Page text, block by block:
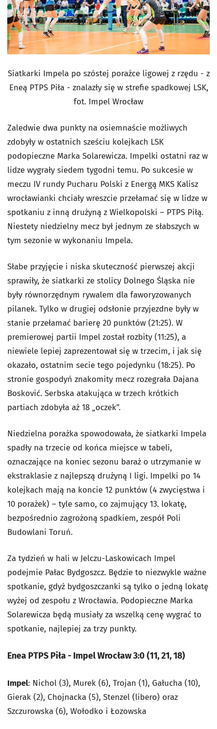
Siatkarki Impela po szóstej porażce ligowej z rzędu - z
Eneą PTPS Piła - znalazły się w strefie spadkowej LSK,
fot. Impel Wrocław
Zaledwie dwa punkty na osiemnaście możliwych
zdobyły w ostatnich sześciu kolejkach LSK
podopieczne Marka Solarewicza. Impelki ostatni raz w
lidze wygrały siedem tygodni temu. Po sukcesie w
meczu IV rundy Pucharu Polski z Energą MKS Kalisz
wrocławianki chciały wreszcie przełamać się w lidze w
spotkaniu z inną drużyną z Wielkopolski – PTPS Piłą.
Niestety niedzielny mecz był jednym ze słabszych w
tym sezonie w wykonaniu Impela.
Słabe przyjęcie i niska skuteczność pierwszej akcji
sprawiły, że siatkarki ze stolicy Dolnego Śląska nie
były równorzędnym rywalem dla faworyzowanych
pilanek. Tylko w drugiej odsłonie przyjezdne były w
stanie przełamać barierę 20 punktów (21:25). W
premierowej partii Impel został rozbity (11:25), a
niewiele lepiej zaprezentował się w trzecim, i jak się
okazało, ostatnim secie tego pojedynku (18:25). Po
stronie gospodyń znakomity mecz rozegrała Dajana
Bosković. Serbska atakująca w trzech krótkich
partiach zdobyła aż 18 „oczek”.
Niedzielna porażka spowodowała, że siatkarki Impela
spadły na trzecie od końca miejsce w tabeli,
oznaczające na koniec sezonu baraż o utrzymanie w
ekstraklasie z najlepszą drużyną I ligi. Impelki po 14
kolejkach mają na koncie 12 punktów (4 zwycięstwa i
10 porażek) – tyle samo, co zajmujący 13. lokatę,
bezpośrednio zagrożoną spadkiem, zespół Poli
Budowlani Toruń.
Za tydzień w hali w Jelczu-Laskowicach Impel
podejmie Pałac Bydgoszcz. Będzie to niezwykle ważne
spotkanie, gdyż bydgoszczanki są tylko o jedną lokatę
wyżej od zespołu z Wrocławia. Podopieczne Marka
Solarewicza będą musiały za wszelką cenę wygrać to
spotkanie, najlepiej za trzy punkty.
Enea PTPS Piła - Impel Wrocław 3:0 (11, 21, 18)
Impel: Nichol (3), Murek (6), Trojan (1), Gałucha (10),
Gierak (2), Chojnacka (5), Stenzel (libero) oraz
Szczurowska (6), Wołodko i Łozowska